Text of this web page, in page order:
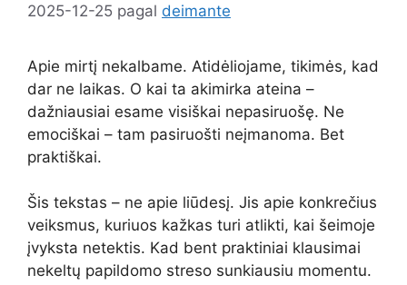
2025-12-25 pagal deimante
Apie mirtį nekalbame. Atidėliojame, tikimės, kad
dar ne laikas. O kai ta akimirka ateina –
dažniausiai esame visiškai nepasiruošę. Ne
emociškai – tam pasiruošti neįmanoma. Bet
praktiškai.
Šis tekstas – ne apie liūdesį. Jis apie konkrečius
veiksmus, kuriuos kažkas turi atlikti, kai šeimoje
įvyksta netektis. Kad bent praktiniai klausimai
nekeltų papildomo streso sunkiausiu momentu.